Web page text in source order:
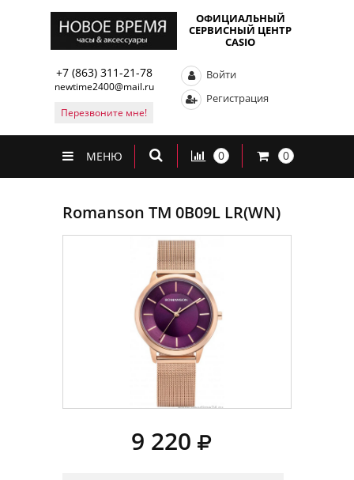
ОФИЦИАЛЬНЫЙ
СЕРВИСНЫЙ ЦЕНТР
CASIO
+7 (863) 311-21-78
newtime2400@mail.ru
Перезвоните мне!
Войти
Регистрация
МЕНЮ 0 0
Romanson TM 0B09L LR(WN)
9 220